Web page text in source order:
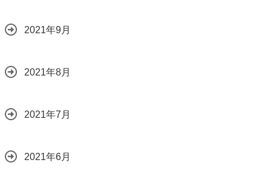
2021年9月
2021年8月
2021年7月
2021年6月